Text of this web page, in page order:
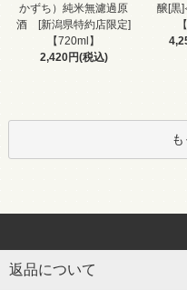
かずち）純米無濾過原
酒 [新潟県特約店限定]
【720ml】
2,420円(税込)
醸[黒
返品について